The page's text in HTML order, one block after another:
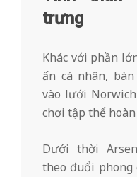
trưng
Khác với phần
ấn cá nhân,
vào lưới
chơi tập thể hoàn
Dưới thời
theo đuổi phong